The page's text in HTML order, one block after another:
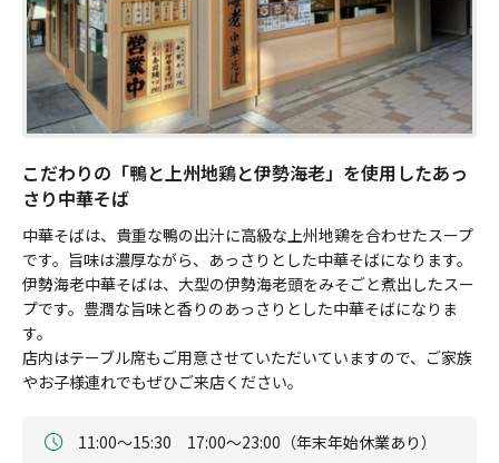
こだわりの「鴨と上州地鶏と伊勢海老」を使用したあっ
さり中華そば
中華そばは、貴重な鴨の出汁に高級な上州地鶏を合わせたスープ
です。旨味は濃厚ながら、あっさりとした中華そばになります。
伊勢海老中華そばは、大型の伊勢海老頭をみそごと煮出したスー
プです。豊潤な旨味と香りのあっさりとした中華そばになりま
す。
店内はテーブル席もご用意させていただいていますので、ご家族
やお子様連れでもぜひご来店ください。
11:00～15:30　17:00～23:00（年末年始休業あり）